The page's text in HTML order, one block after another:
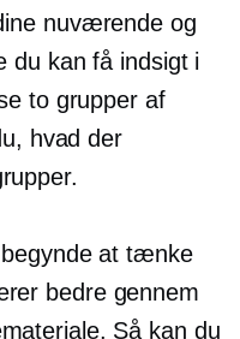
nuværende og
du kan få indsigt i
to grupper af
hvad der
at tænke
bedre gennem
Så kan du